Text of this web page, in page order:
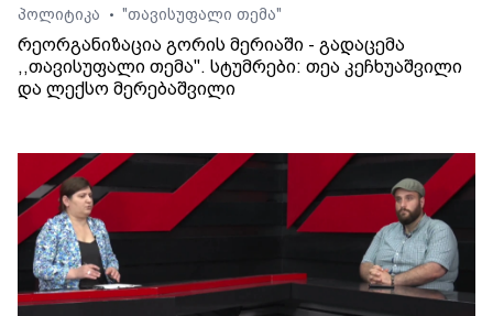
პოლიტიკა
• "თავისუფალი თემა"
რეორგანიზაცია გორის მერიაში - გადაცემა
,,თავისუფალი თემა". სტუმრები: თეა კეჩხუაშვილი
და ლექსო მერებაშვილი